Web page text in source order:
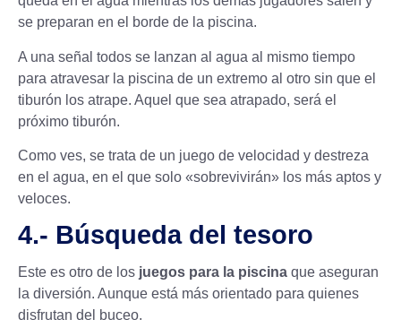
se preparan en el borde de la piscina.
A una señal todos se lanzan al agua al mismo tiempo
para atravesar la piscina de un extremo al otro sin que el
tiburón los atrape. Aquel que sea atrapado, será el
próximo tiburón.
Como ves, se trata de un juego de velocidad y destreza
en el agua, en el que solo «sobrevivirán» los más aptos y
veloces.
4.- Búsqueda del tesoro
Este es otro de los juegos para la piscina que aseguran
la diversión. Aunque está más orientado para quienes
disfrutan del buceo.